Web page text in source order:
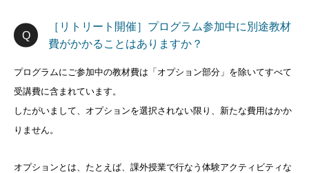
［リトリート開催］プログラム参加中に別途教材
費がかかることはありますか？
プログラムにご参加中の教材費は「オプション部分」を除いてすべて
受講費に含まれています。
したがいまして、オプションを選択されない限り、新たな費用はかか
りません。
オプションとは、たとえば、課外授業で行なう体験アクティビティな